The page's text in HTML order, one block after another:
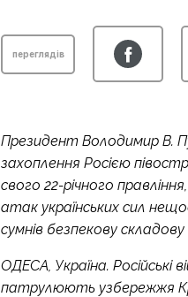
переглядів
Президент Володимир В.
захоплення Росією
свого 22-річного
атак українських сил
сумнів безпекову
ОДЕСА, Україна. Російські
патрулюють узбережжя